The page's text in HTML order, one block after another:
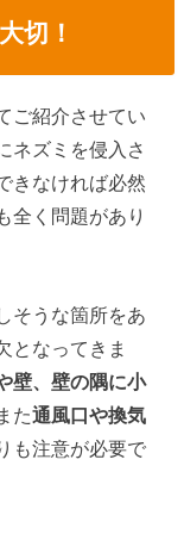
切！
ご紹介させてい
ネズミを侵入さ
きなければ必然
全く問題があり
そうな箇所をあ
となってきま
壁、壁の隅に小
た通風口や換気
も注意が必要で